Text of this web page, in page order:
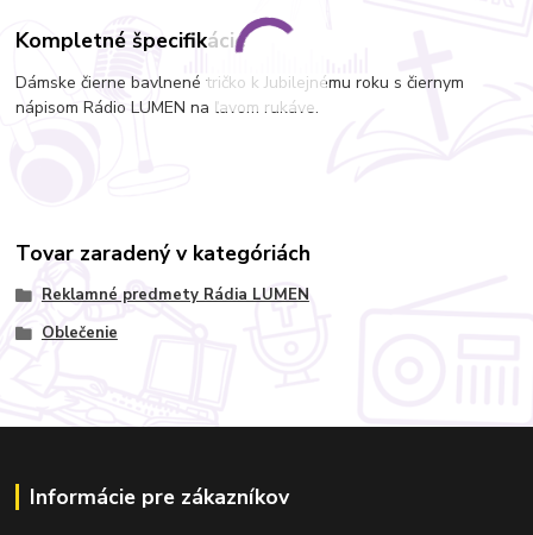
Kompletné špecifikácie
Dámske čierne bavlnené tričko k Jubilejnému roku s čiernym
nápisom Rádio LUMEN na ľavom rukáve.
Tovar zaradený v kategóriách
Reklamné predmety Rádia LUMEN
Oblečenie
Informácie pre zákazníkov